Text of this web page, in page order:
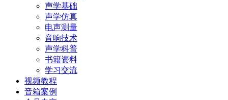
声学基础
声学仿真
电声测量
音响技术
声学科普
书籍资料
学习交流
视频教程
音箱案例